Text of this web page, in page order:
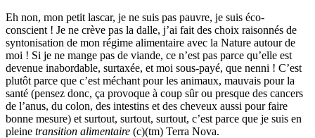
Eh non, mon petit lascar, je ne suis pas pauvre, je suis éco-
conscient ! Je ne crève pas la dalle, j’ai fait des choix raisonnés de
syntonisation de mon régime alimentaire avec la Nature autour de
moi ! Si je ne mange pas de viande, ce n’est pas parce qu’elle est
devenue inabordable, surtaxée, et moi sous-payé, que nenni ! C’est
plutôt parce que c’est méchant pour les animaux, mauvais pour la
santé (pensez donc, ça provoque à coup sûr ou presque des cancers
de l’anus, du colon, des intestins et des cheveux aussi pour faire
bonne mesure) et surtout, surtout, surtout, c’est parce que je suis en
pleine transition alimentaire (c)(tm) Terra Nova.